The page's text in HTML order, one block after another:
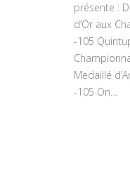
présente :
d’Or aux
-105
Medaillé
-105 On…